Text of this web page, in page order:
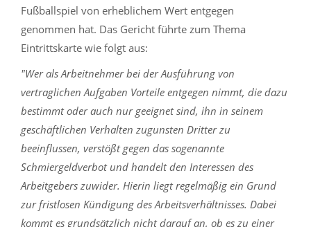
Fußballspiel von erheblichem Wert entgegen
genommen hat. Das Gericht führte zum Thema
Eintrittskarte wie folgt aus:
"Wer als Arbeitnehmer bei der Ausführung von
vertraglichen Aufgaben Vorteile entgegen nimmt, die dazu
bestimmt oder auch nur geeignet sind, ihn in seinem
geschäftlichen Verhalten zugunsten Dritter zu
beeinflussen, verstößt gegen das sogenannte
Schmiergeldverbot und handelt den Interessen des
Arbeitgebers zuwider. Hierin liegt regelmäßig ein Grund
zur fristlosen Kündigung des Arbeitsverhältnisses. Dabei
kommt es grundsätzlich nicht darauf an, ob es zu einer